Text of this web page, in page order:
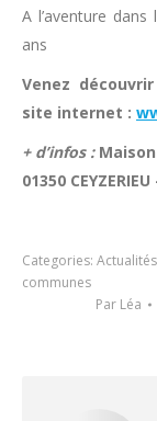
A l’aventure
ans
Venez
site internet :
+ d’infos :
01350
Categories: Actualités
communes
Par Léa